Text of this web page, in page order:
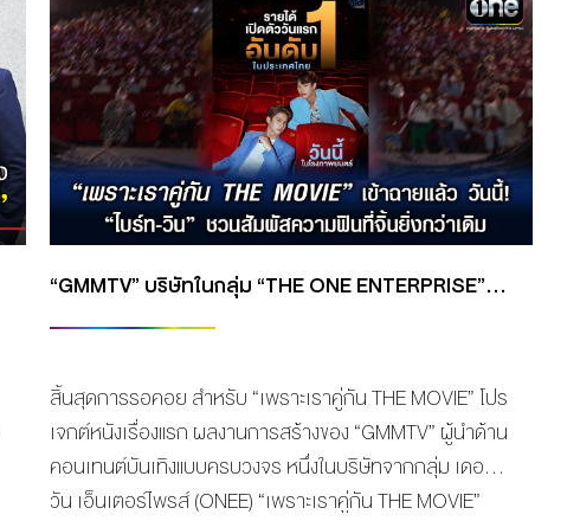
“GMMTV” บริษัทในกลุ่ม “THE ONE ENTERPRISE” เปิดรอบปฐมทัศน์ “เพราะเราคู่กัน THE MOVIE” ฉายทั่วประเทศ 11 พ.ย. นี้
สิ้นสุดการรอคอย สำหรับ “เพราะเราคู่กัน THE MOVIE” โปร
เจกต์หนังเรื่องแรก ผลงานการสร้างของ “GMMTV” ผู้นำด้าน
คอนเทนต์บันเทิงแบบครบวงจร หนึ่งในบริษัทจากกลุ่ม เดอะ
วัน เอ็นเตอร์ไพรส์ (ONEE) “เพราะเราคู่กัน THE MOVIE”